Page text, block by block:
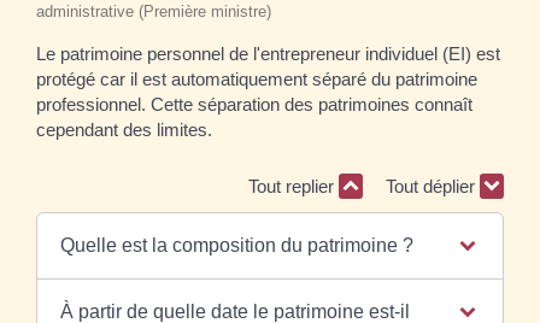
administrative (Première ministre)
Le patrimoine personnel de l'entrepreneur individuel (EI) est
protégé car il est automatiquement séparé du patrimoine
professionnel. Cette séparation des patrimoines connaît
cependant des limites.
Tout replier Tout déplier
Quelle est la composition du patrimoine ?
À partir de quelle date le patrimoine est-il